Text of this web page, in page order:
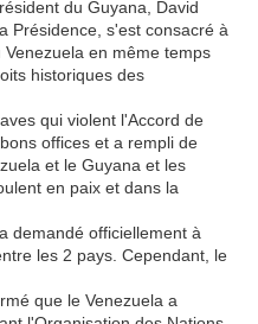
du Guyana, David
Présidence, s'est consacré à
en même temps
historiques des
qui violent l'Accord de
offices et a rempli de
et le Guyana et les
en paix et dans la
demandé officiellement à
les 2 pays. Cependant, le
que le Venezuela a